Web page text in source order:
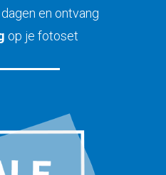
en ontvang
op je fotoset